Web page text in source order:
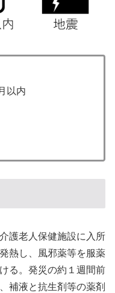
以内
護老人保健施設に入所
熱し、風邪薬等を服薬
る。発災の約１週間前
補液と抗生剤等の薬剤